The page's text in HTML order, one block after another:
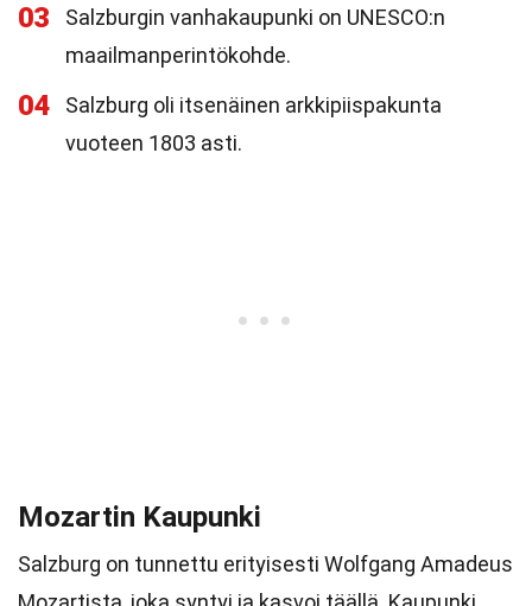
03
Salzburgin vanhakaupunki on UNESCO:n
maailmanperintökohde.
04
Salzburg oli itsenäinen arkkipiispakunta
vuoteen 1803 asti.
Mozartin Kaupunki
Salzburg on tunnettu erityisesti Wolfgang Amadeus